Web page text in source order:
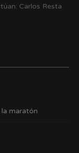
Carlos Resta
la maratón